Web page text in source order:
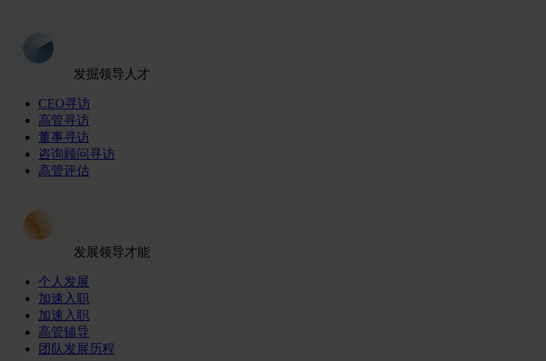
发掘领导人才
CEO寻访
高管寻访
董事寻访
咨询顾问寻访
高管评估
发展领导才能
个人发展
加速入职
加速入职
高管辅导
团队发展历程